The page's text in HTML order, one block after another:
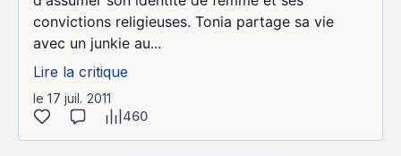
convictions religieuses. Tonia partage sa vie
avec un junkie au...
Lire la critique
le 17 juil. 2011
460